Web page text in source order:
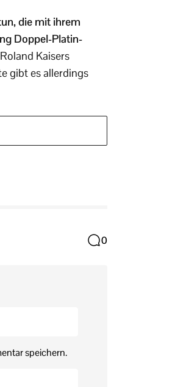
die mit ihrem
Doppel-Platin-
Kaisers
gibt es allerdings
0
speichern.